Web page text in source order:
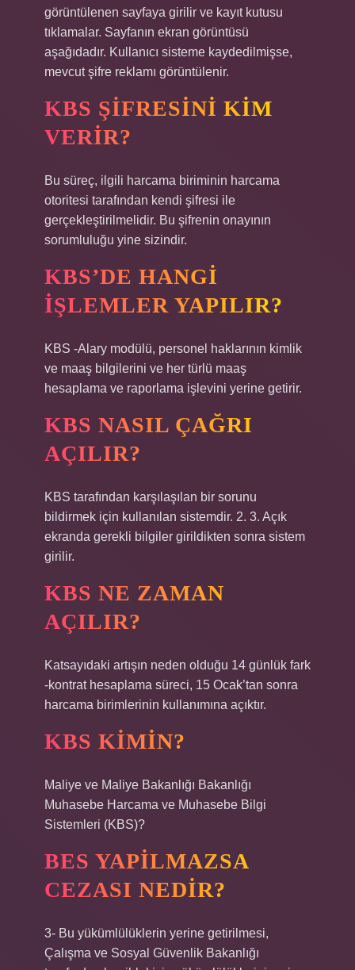
görüntülenen sayfaya girilir ve kayıt kutusu
tıklamalar. Sayfanın ekran görüntüsü
aşağıdadır. Kullanıcı sisteme kaydedilmişse,
mevcut şifre reklamı görüntülenir.
KBS ŞIFRESINI KIM
VERIR?
Bu süreç, ilgili harcama biriminin harcama
otoritesi tarafından kendi şifresi ile
gerçekleştirilmelidir. Bu şifrenin onayının
sorumluluğu yine sizindir.
KBS’DE HANGI
IŞLEMLER YAPILIR?
KBS -Alary modülü, personel haklarının kimlik
ve maaş bilgilerini ve her türlü maaş
hesaplama ve raporlama işlevini yerine getirir.
KBS NASIL ÇAĞRI
AÇILIR?
KBS tarafından karşılaşılan bir sorunu
bildirmek için kullanılan sistemdir. 2. 3. Açık
ekranda gerekli bilgiler girildikten sonra sistem
girilir.
KBS NE ZAMAN
AÇILIR?
Katsayıdaki artışın neden olduğu 14 günlük fark
-kontrat hesaplama süreci, 15 Ocak’tan sonra
harcama birimlerinin kullanımına açıktır.
KBS KIMIN?
Maliye ve Maliye Bakanlığı Bakanlığı
Muhasebe Harcama ve Muhasebe Bilgi
Sistemleri (KBS)?
BES YAPILMAZSA
CEZASI NEDIR?
3- Bu yükümlülüklerin yerine getirilmesi,
Çalışma ve Sosyal Güvenlik Bakanlığı